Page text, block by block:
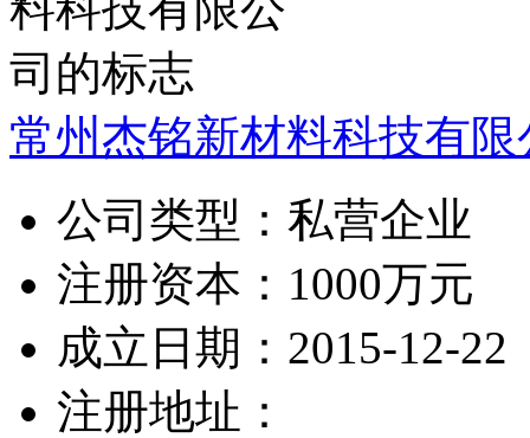
常州杰铭新材料科技有限
公司类型： 私营企业
注册资本： 1000万元
成立日期： 2015-12-22
注册地址：